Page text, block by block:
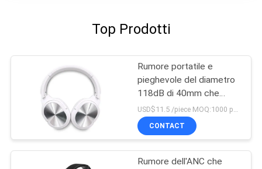
Top Prodotti
Rumore portatile e
pieghevole del diametro
118dB di 40mm che
annulla le cuffie di
Bluetooth
CONTACT
Rumore dell'ANC che